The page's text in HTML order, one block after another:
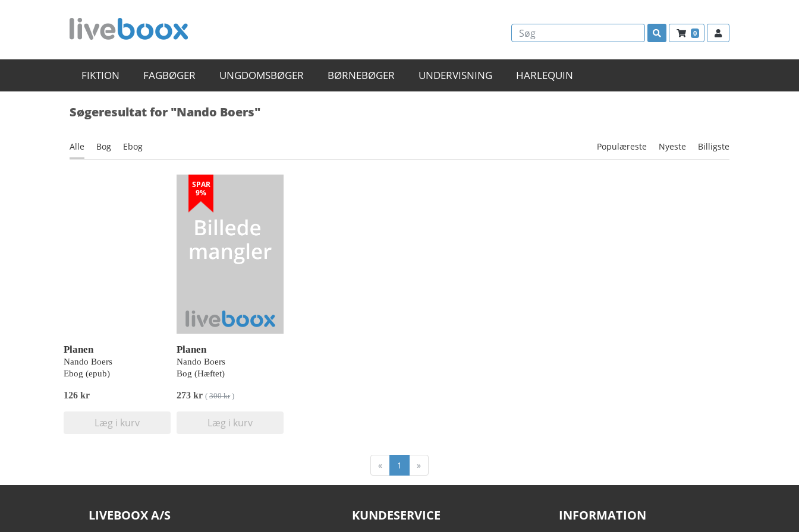
0
FIKTION FAGBØGER UNGDOMSBØGER BØRNEBØGER UNDERVISNING HARLEQUIN
Søgeresultat for "Nando Boers"
Alle Bog Ebog Populæreste Nyeste Billigste
Planen
Nando Boers
Ebog (epub)
126 kr
Læg i kurv
SPAR
9%
Planen
Nando Boers
Bog (Hæftet)
273 kr ( 300 kr)
Læg i kurv
« 1 »
LIVEBOOX A/S KUNDESERVICE INFORMATION